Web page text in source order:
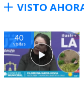
VISTO
40
visitas